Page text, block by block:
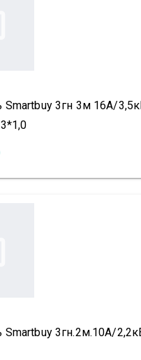
Smartbuy 3гн 3м 16А/
Smartbuy 3гн.2м.10А/